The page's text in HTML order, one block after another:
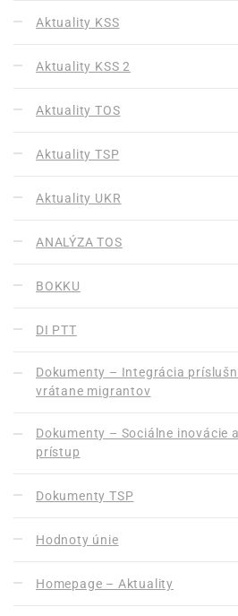
Aktuality KSS
Aktuality KSS 2
Aktuality TOS
Aktuality TSP
Aktuality UKR
ANALÝZA TOS
BOKKU
DI PTT
Dokumenty – Integrácia
vrátane migrantov
Dokumenty – Sociálne inovácie
prístup
Dokumenty TSP
Hodnoty únie
Homepage – Aktuality